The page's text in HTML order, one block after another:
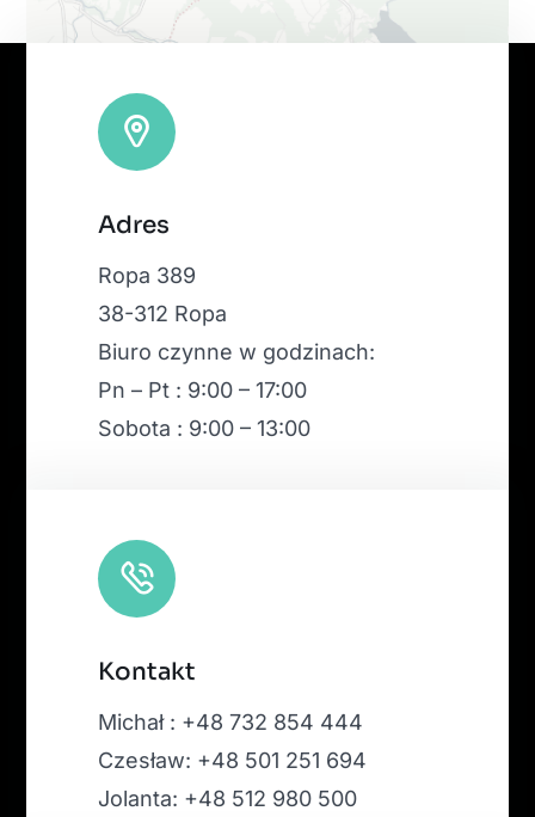
|Map tiles by
OpenStreetMap, under ODbL.
Adres
Ropa 389
38-312 Ropa
Biuro czynne w godzinach:
Pn – Pt : 9:00 – 17:00
Sobota : 9:00 – 13:00
Kontakt
Michał : +48 732 854 444
Czesław: +48 501 251 694
Jolanta: +48 512 980 500